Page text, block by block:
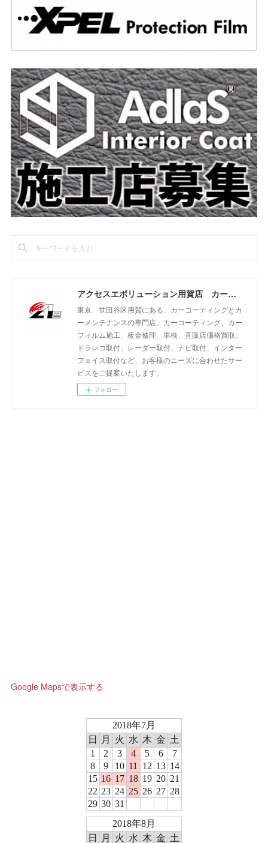
アクセスエボリューション用賀店 カーコーティング・カーメンテナンスの専門店
東京 世田谷区用賀にある、カーコーティングとカ
ーメンテナンスの専門店。カーコーティング、カー
フィルム施工、板金修理、車検、直販店価格買取、
ドラレコ取付、レーダー取付、ナビ取付、インター
フェイス取付など、お客様のニーズに合わせたサー
ビスをご提案いたします。
フォロー
Google Mapsで表示する